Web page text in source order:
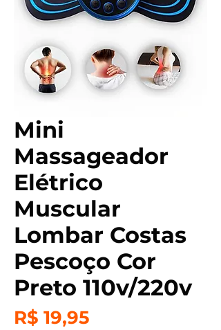
Mini
Massageador
Elétrico
Muscular
Lombar Costas
Pescoço Cor
Preto 110v/220v
R$ 19,95Preço